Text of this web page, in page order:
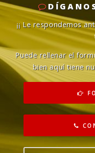
¡¡ Le respondemos
Puede rellenar el
bien aquí tiene